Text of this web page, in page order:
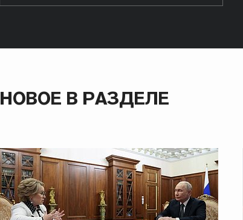
НОВОЕ В РАЗДЕЛЕ